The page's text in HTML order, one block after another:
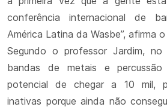
conferência internacional de
América Latina da Wasbe”, afirma
Segundo o professor Jardim,
bandas de metais e
potencial de chegar a 10 mil,
inativas porque ainda não